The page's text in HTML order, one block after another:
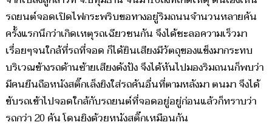
รถยนต์จอดเปิดไฟกระพริบขอทางอยู่ริมถนนจำนวนหลายคัน
ครั้งแรกนึกว่าเกิดเหตุรถเฉียวชนกัน จึงได้ชะลอความเร็วมา
เรื่อยๆจนใกล้ที่รถที่จอด ก็ได้ยินเสียงมีวัตถุของแข็งมากระทบ
บริเวณข้างรถด้านซ้ายเสียงดังปัง จึงได้หันไปมองริมถนนก็พบว่า
มีคนยืนถือหนังสติ๊กเล็งยิงใส่รถคันอื่นที่ตามหลังมา ตนมา จึงได้
ขับรถเข้าไปจอดใกล้กับรถยนต์ที่จอดอยู่อยู่ก่อนแล้วก็ทราบว่า
รถกว่า 20 คัน โดนยิงด้วยหนังสติ๊กเหมือนกัน